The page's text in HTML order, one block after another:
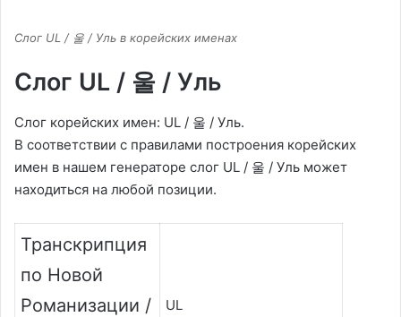
Слог UL / 울 / Уль в корейских именах
Слог UL / 울 / Уль
Слог корейских имен: UL / 울 / Уль.
В соответствии с правилами построения корейских
имен в нашем генераторе слог UL / 울 / Уль может
находиться на любой позиции.
Транскрипция
по Новой
Романизации /
UL